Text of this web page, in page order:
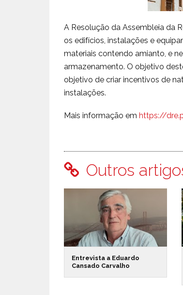
A Resolução da Assembleia da
os edifícios, instalações e
materiais contendo amianto, e
armazenamento. O objetivo
objetivo de criar incentivos de
instalações.
Mais informação em https://
Outros
Entrevista a Eduardo
Cansado Carvalho